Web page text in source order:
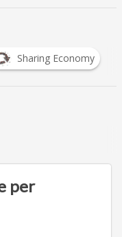
Sharing Economy
per